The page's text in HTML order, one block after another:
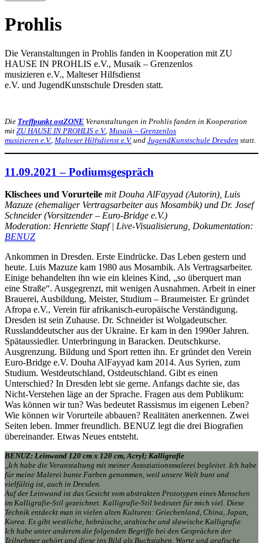
Prohlis
Die Veranstaltungen in Prohlis fanden in Kooperation mit ZU
HAUSE IN PROHLIS e.V., Musaik – Grenzenlos
musizieren e.V., Malteser Hilfsdienst
e.V. und JugendKunstschule Dresden statt.
Die Treffpunkt ostZONE Veranstaltungen in Prohlis fanden in Kooperation
mit ZU HAUSE IN PROHLIS e.V. Musaik – Grenzenlos
musizieren e.V. Malteser Hilfsdienst e.V. und JugendKunstschule Dresden statt.
11.09.2021 – Podiumsgespräch
Klischees und Vorurteile mit Douha AlFayyad (Autorin), Luis
Mazuze (ehemaliger Vertragsarbeiter aus Mosambik) und Dr. Josef
Schneider (Vorsitzender – Euro-Bridge e.V.)
Moderation: Henriette Stapf | Live-Visualisierung, Dokumentation:
BENUZ
Ankommen in Dresden. Erste Eindrücke. Das Leben gestern und
heute. Luis Mazuze kam 1980 aus Mosambik. Als Vertragsarbeiter.
Einige behandelten ihn wie ein kleines Kind, „so überquert man
eine Straße“. Ausgegrenzt, mit wenigen Ausnahmen. Arbeit in einer
Brauerei, Ausbildung, Meister, Studium – Braumeister. Er gründet
Afropa e.V., Verein für afrikanisch-europäische Verständigung.
Dresden ist sein Zuhause. Dr. Schneider ist Wolgadeutscher.
Russlanddeutscher aus der Ukraine. Er kam in den 1990er Jahren.
Spätaussiedler. Unterbringung in Baracken. Deutschkurse.
Ausgrenzung. Bildung und Sport retten ihn. Er gründet den Verein
Euro-Bridge e.V. Douha AlFayyad kam 2014. Aus Syrien, zum
Studium. Westdeutschland, Ostdeutschland. Gibt es einen
Unterschied? In Dresden lebt sie gerne. Anfangs dachte sie, das
Nicht-Verstehen läge an der Sprache. Fragen aus dem Publikum:
Was können wir tun? Was bedeutet Rassismus im eigenen Leben?
Wie können wir Vorurteile abbauen? Realitäten anerkennen. Zwei
Seiten leben. Immer freundlich. BENUZ legt die drei Biografien
übereinander. Etwas Neues entsteht.
BENUZ: Leinwand 120 cm x 120 cm, Acryl; Kalligrafie
„Ich habe die Veranstaltung mit meiner Assoziationsmalerei begleitet. Ich habe
für meine Malerei bunte Farben genommen, weil unsere Welt bunt und
vielfältig ist, auch in Dresden.
Auf der Leinwand ist das Gesicht vom abstrakten Prototypen eines Menschen
im Kalligrafie-Stil gezeichnet. Kalligrafie-Stil bedeutet für mich viel. Diese
Technik entdeckt man in vielen alten Kulturen: Griechenland, China, Japan,
Korea. Es gibt westliche, hebräische, arabische und slawische Kalligrafie.
Ich habe unter anderem die folgenden Begriffe bei den Gesprächen der
Teilnehmer gehört und diese ins Bild als Buchstaben, Worte und grafische